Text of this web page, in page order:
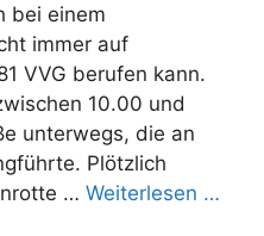
bei einem
immer auf
VVG berufen kann.
10.00 und
unterwegs, die an
Plötzlich
… Weiterlesen …